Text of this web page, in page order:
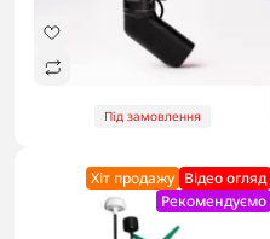
Під замовлення
Хіт продажу Відео огляд
Рекомендуємо